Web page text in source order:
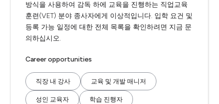
방식을 사용하여 감독 하에 교육을 진행하는 직업교육
훈련(VET) 분야 종사자에게 이상적입니다. 입학 요건 및
등록 가능 일정에 대한 전체 목록을 확인하려면 지금 문
의하십시오.
Career opportunities
직장 내 강사 교육 및 개발 매니저
성인 교육자 학습 진행자